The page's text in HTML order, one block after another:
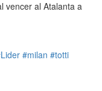
vencer al Atalanta a
#milan #totti